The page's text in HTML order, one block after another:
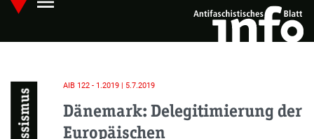
Skip
main
Hauptmenü öffnen
Rassismus
AIB 122 - 1.2019 | 5.7.2019
Dänemark: Delegitimierung der
Europäischen